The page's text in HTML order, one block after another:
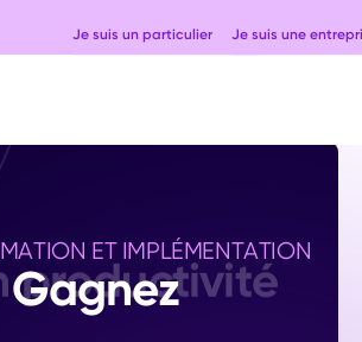
Je suis un particulier Je suis une
ET IMPLÉMENTATION
Gagnez